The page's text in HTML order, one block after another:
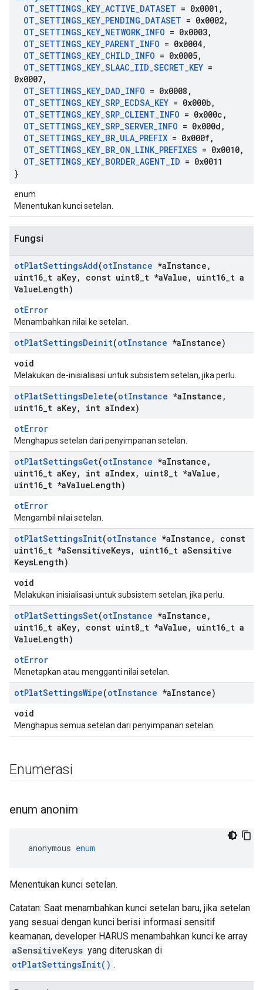
OT_SETTINGS_KEY_ACTIVE_DATASET = 0x0001 ,
OT_SETTINGS_KEY_PENDING_DATASET = 0x0002,
OT_SETTINGS_KEY_NETWORK_INFO = 0x0003,
OT_SETTINGS_KEY_PARENT_INFO = 0x0004,
OT_SETTINGS_KEY_CHILD_INFO = 0x0005,
OT_SETTINGS_KEY_SLAAC_IID_SECRET_KEY =
0x0007,
OT_SETTINGS_KEY_DAD_INFO = 0x0008 ,
OT_SETTINGS_KEY_SRP_ECDSA_KEY = 0x000b,
OT_SETTINGS_KEY_SRP_CLIENT_INFO = 0x000c ,
OT_SETTINGS_KEY_SRP_SERVER_INFO = 0x000d ,
OT_SETTINGS_KEY_BR_ULA_PREFIX = 0x000f,
OT_SETTINGS_KEY_BR_ON_LINK_PREFIXES = 0x0010,
OT_SETTINGS_KEY_BORDER_AGENT_ID = 0x0011
}
enum
Menentukan kunci setelan.
Fungsi
otPlatSettingsAdd(otInstance *aInstance ,
uint16 t aKey, const uint8 t *aValue , uint16 t a
ValueLength)
otError
Menambahkan nilai ke setelan.
otPlatSettingsDeinit(otInstance *aInstance)
void
Melakukan de-inisialisasi untuk subsistem setelan, jika perlu.
otPlatSettingsDelete(otInstance *aInstance ,
uint16 t aKey, int aIndex)
otError
Menghapus setelan dari penyimpanan setelan.
otPlatSettingsGet(otInstance *aInstance ,
uint16 t aKey, int aIndex, uint8 t *aValue ,
uint16 t *aValueLength)
otError
Mengambil nilai setelan.
otPlatSettingsInit(otInstance *aInstance ,
const
uint16 t *aSensitiveKeys, uint16 t aSensitive
KeysLength)
void
Melakukan inisialisasi untuk subsistem setelan, jika perlu.
otPlatSettingsSet(otInstance *aInstance ,
uint16 t aKey, const uint8 t *aValue , uint16 t a
ValueLength)
otError
Menetapkan atau mengganti nilai setelan.
otPlatSettingsWipe(otInstance *aInstance)
void
Menghapus semua setelan dari penyimpanan setelan.
Enumerasi
enum anonim
anonymous enum
Menentukan kunci setelan.
Catatan: Saat menambahkan kunci setelan baru, jika setelan
yang sesuai dengan kunci berisi informasi sensitif
keamanan, developer HARUS menambahkan kunci ke array
aSensitiveKeys yang diteruskan di
otPlatSettingsInit() .